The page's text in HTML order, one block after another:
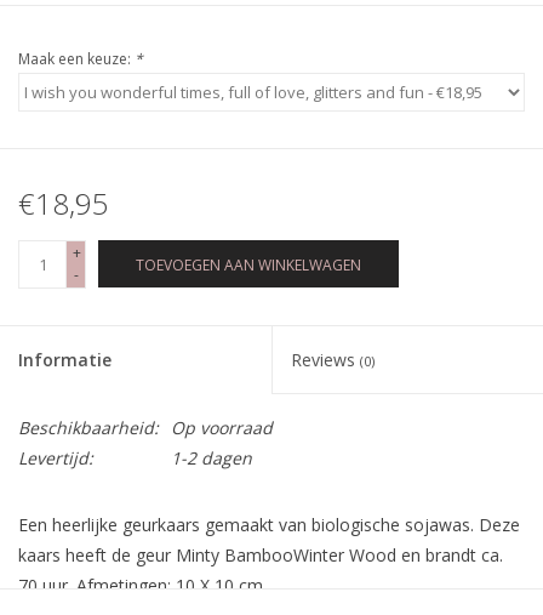
Maak een keuze: *
€18,95
+
-
TOEVOEGEN AAN WINKELWAGEN
Informatie Reviews (0)
Beschikbaarheid:
Op voorraad
Levertijd:
1-2 dagen
Een heerlijke geurkaars gemaakt van biologische sojawas. Deze
kaars heeft de geur Minty BambooWinter Wood en brandt ca.
70 uur. Afmetingen: 10 X 10 cm.